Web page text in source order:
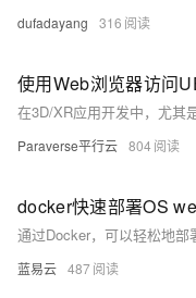
dufadayang 316
使用Web浏览器访问
Paraverse平行云 804
docker快速部署OS
蓝易云 487